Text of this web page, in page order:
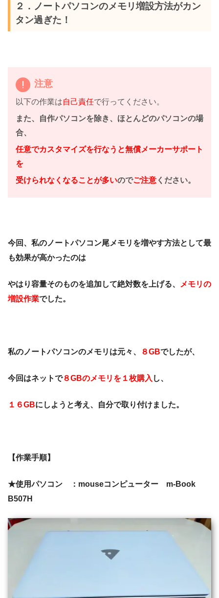
２．ノートパソコンのメモリ増設方法がカン
タン過ぎた！
注意
以下の作業は自己責任で行ってください。
また、自作パソコンを除き、ほとんどのパソコンの場
合、
任意でカスタマイズを行なうと無償メーカーサポート
を
受けられなくなることが多いのでご注意 ください。
今回、私のノートパソコン尾メモリを増やす方法として最
も効果が高かったのは
やはり容量そのものを追加して絶対数を上げる、
メモリの
増設作業でした。
私のノートパソコンのメモリは元々、 ８GBでしたが、
今回はネットで８GBのメモリを１枚購入 し、
１６GBにしようと考え、自分で取り付けました。
【作業手順】
★使用パソコン ：mouseコンピューター m-Book
B507H